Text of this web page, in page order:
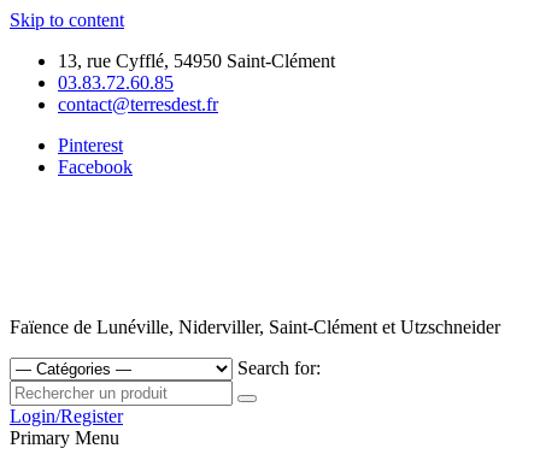
Skip to content
13, rue Cyfflé, 54950 Saint-Clément
03.83.72.60.85
contact@terresdest.fr
Pinterest
Facebook
Faïence de Lunéville, Niderviller, Saint-Clément et Utzschneider
Search for:
Login/Register
Primary Menu